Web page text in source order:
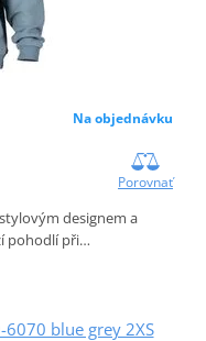
Na objednávku
Porovnať
designem a
pohodlí při…
6070 blue grey 2XS